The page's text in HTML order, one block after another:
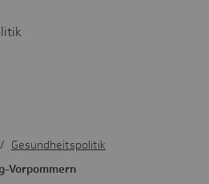
Vorpom­mern
Gesundheitspolitik